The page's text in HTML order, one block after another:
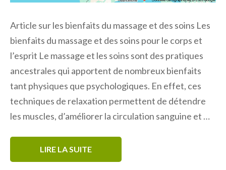
Article sur les bienfaits du massage et des soins Les
bienfaits du massage et des soins pour le corps et
l’esprit Le massage et les soins sont des pratiques
ancestrales qui apportent de nombreux bienfaits
tant physiques que psychologiques. En effet, ces
techniques de relaxation permettent de détendre
les muscles, d’améliorer la circulation sanguine et …
LIRE LA SUITE